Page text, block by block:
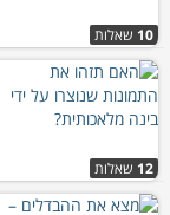
10 שאלות
12 שאלות